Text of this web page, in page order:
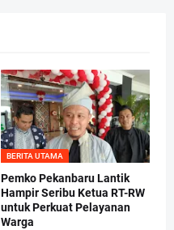
BERITA UTAMA
Pemko Pekanbaru Lantik
Hampir Seribu Ketua RT-RW
untuk Perkuat Pelayanan
Warga